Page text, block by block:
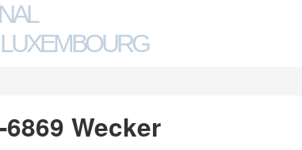
Wecker